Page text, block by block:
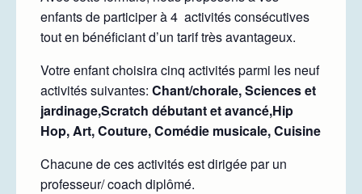
enfants de participer à 4 activités consécutives
tout en bénéficiant d’un tarif très avantageux.
Votre enfant choisira cinq activités parmi les neuf
activités suivantes: Chant/chorale,Sciences et
jardinage,Scratch débutant et avancé,Hip
Hop, Art, Couture, Comédie musicale, Cuisine
Chacune de ces activités est dirigée par un
professeur/ coach diplômé.